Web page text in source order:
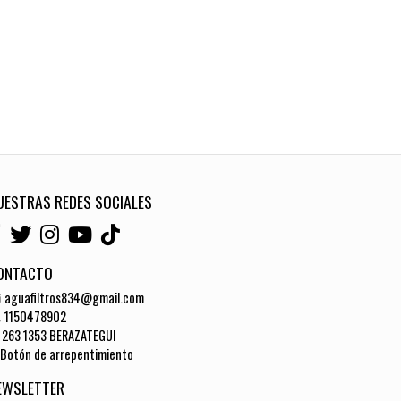
REDES SOCIALES
aguafiltros834@gmail.com
1150478902
263 1353 BERAZATEGUI
Botón de arrepentimiento